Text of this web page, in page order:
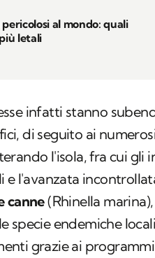
al mondo: quali
letali
infatti stanno
di seguito ai
l'isola, fra cui gli
e l'avanzata
canne(Rhinella marina),
specie endemiche
grazie ai